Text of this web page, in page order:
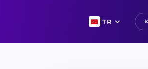
TR